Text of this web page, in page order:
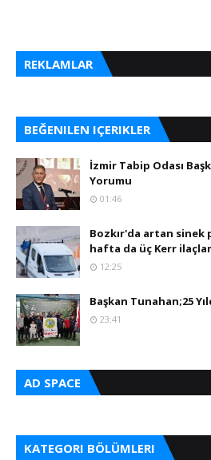
REKLAMLAR
BEĞENILEN IÇERIKLER
İzmir Tabip Odası
Yorumu
01:46
Bozkır'da artan sinek
hafta da üç Kerr
12:25
Başkan Tunahan;25
23:41
AD SPACE
KATEGORI BÖLÜMLERI